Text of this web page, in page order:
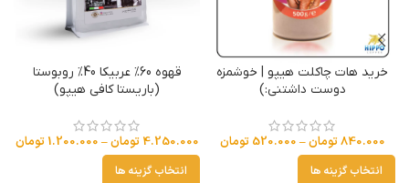
خرید هات چاکلت هیپو | خوشمزه
دوست داشتنی:)
840.000تومان–
520.000 تومان
انتخاب گزینه ها
قهوه 60% عربیکا 40% روبوستا
(باریستا کافی هیپو)
4.250.000 تومان–
1.200.000 تومان
انتخاب گزینه ها